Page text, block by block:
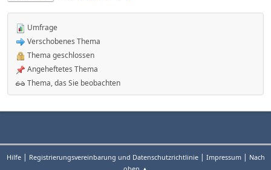
Umfrage
Verschobenes Thema
Thema geschlossen
Angeheftetes Thema
Thema, das Sie beobachten
Hilfe| Registrierungsvereinbarung und Datenschutzrichtlinie| Impressum| Nach